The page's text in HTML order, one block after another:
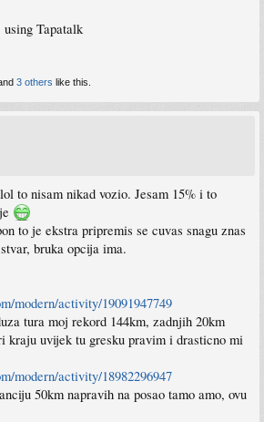
Tapatalk
3 others like this.
to nisam nikad vozio. Jesam 15% i to
to je ekstra pripremis se cuvas snagu znas
bruka opcija ima.
modern/activity/19091947749
tura moj rekord 144km, zadnjih 20km
kraju uvijek tu gresku pravim i drasticno mi
modern/activity/18982296947
50km napravih na posao tamo amo, ovu